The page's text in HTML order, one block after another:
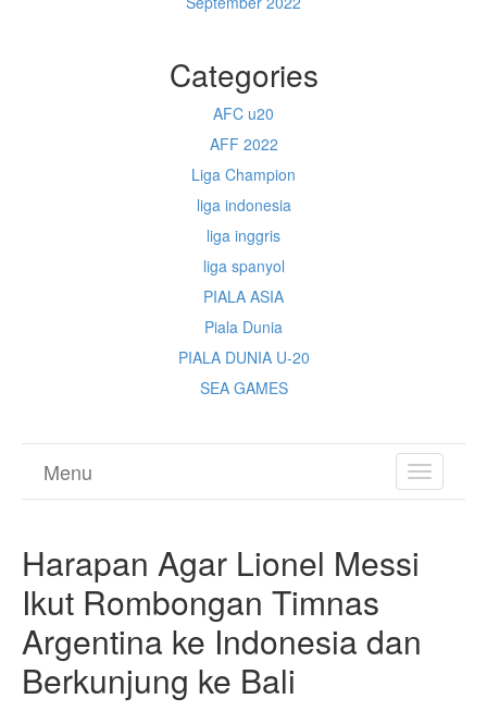
Categories
AFC u20
AFF 2022
Liga Champion
liga indonesia
liga inggris
liga spanyol
PIALA ASIA
Piala Dunia
PIALA DUNIA U-20
SEA GAMES
TOGGLE
Menu
Harapan Agar Lionel Messi
Ikut Rombongan Timnas
Argentina ke Indonesia dan
Berkunjung ke Bali